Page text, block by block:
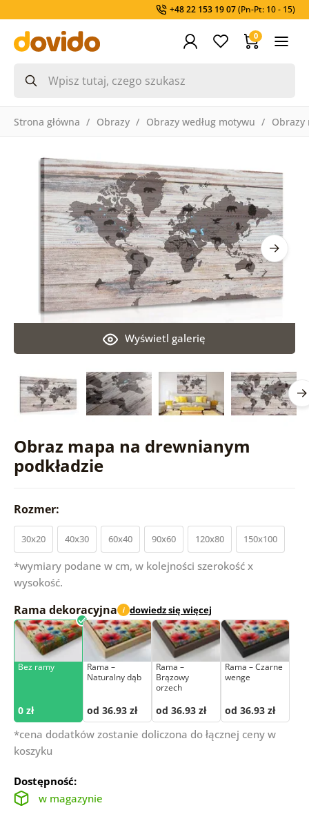
+48 22 153 19 07(Pn-Pt: 10 - 15)
0
Strona główna Obrazy Obrazy według motywu Obrazy
Obraz mapa na drewnianym
podkładzie
Wyświetl galerię
Rozmer:
30x20 40x30 60x40 90x60 120x80 150x100
*wymiary podane w cm, w kolejności szerokość x
wysokość.
Rama dekoracyjna i dowiedz się więcej
Bez ramy
0 zł
Rama –
Naturalny dąb
od 36.93 zł
Rama –
Brązowy
orzech
od 36.93 zł
Rama – Czarne
wenge
od 36.93 zł
*cena dodatków zostanie doliczona do łącznej ceny w
koszyku
Dostępność:
w magazynie